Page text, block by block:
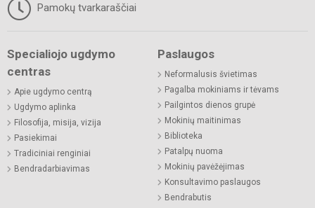
Pamokų tvarkaraščiai
Specialiojo ugdymo
centras
Apie ugdymo centrą
Ugdymo aplinka
Filosofija, misija, vizija
Pasiekimai
Tradiciniai renginiai
Bendradarbiavimas
Paslaugos
Neformalusis švietimas
Pagalba mokiniams ir tėvams
Pailgintos dienos grupė
Mokinių maitinimas
Biblioteka
Patalpų nuoma
Mokinių pavėžėjimas
Konsultavimo paslaugos
Bendrabutis